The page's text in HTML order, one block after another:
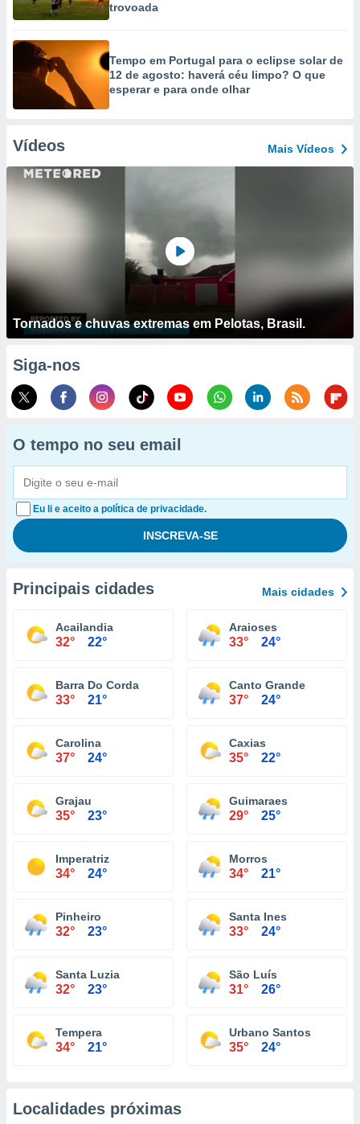
trovoada
Tempo em Portugal para o eclipse solar de
12 de agosto: haverá céu limpo? O que
esperar e para onde olhar
Vídeos Mais Vídeos
Tornados e chuvas extremas em Pelotas, Brasil.
Siga-nos
O tempo no seu email
Eu li e aceito a política de privacidade.
Principais cidades Mais cidades
Acailandia
32° 22°
Araioses
33° 24°
Barra Do Corda
33° 21°
Canto Grande
37° 24°
Carolina
37° 24°
Caxias
35° 22°
Grajau
35° 23°
Guimaraes
29° 25°
Imperatriz
34° 24°
Morros
34° 21°
Pinheiro
32° 23°
Santa Ines
33° 24°
Santa Luzia
32° 23°
São Luís
31° 26°
Tempera
34° 21°
Urbano Santos
35° 24°
Localidades próximas